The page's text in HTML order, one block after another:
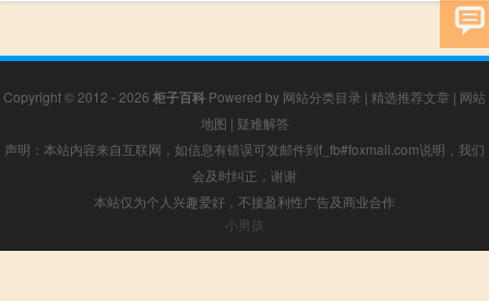
Copyright © 2012 - 2026 柜子百科 Powered by 网站分类目录 | 精选推荐文章 | 网站
地图 | 疑难解答
声明：本站内容来自互联网，如信息有错误可发邮件到f_fb#foxmail.com说明，我们
会及时纠正，谢谢
本站仅为个人兴趣爱好，不接盈利性广告及商业合作
小男孩